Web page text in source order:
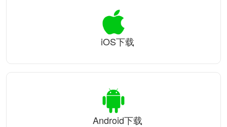
iOS下载
Android下载